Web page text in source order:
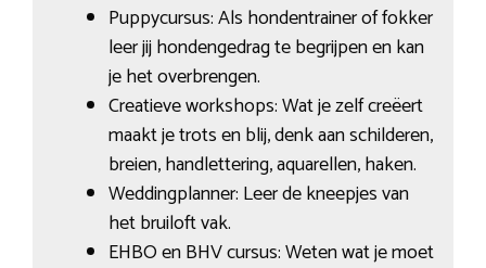
Puppycursus: Als hondentrainer of fokker
leer jij hondengedrag te begrijpen en kan
je het overbrengen.
Creatieve workshops: Wat je zelf creëert
maakt je trots en blij, denk aan schilderen,
breien, handlettering, aquarellen, haken.
Weddingplanner: Leer de kneepjes van
het bruiloft vak.
EHBO en BHV cursus: Weten wat je moet